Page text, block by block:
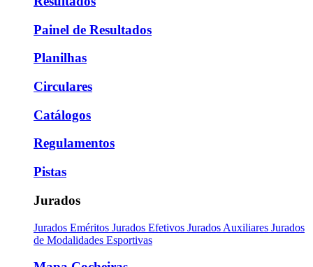
Painel de Resultados
Planilhas
Circulares
Catálogos
Regulamentos
Pistas
Jurados
Jurados Eméritos Jurados Efetivos Jurados Auxiliares Jurados
de Modalidades Esportivas